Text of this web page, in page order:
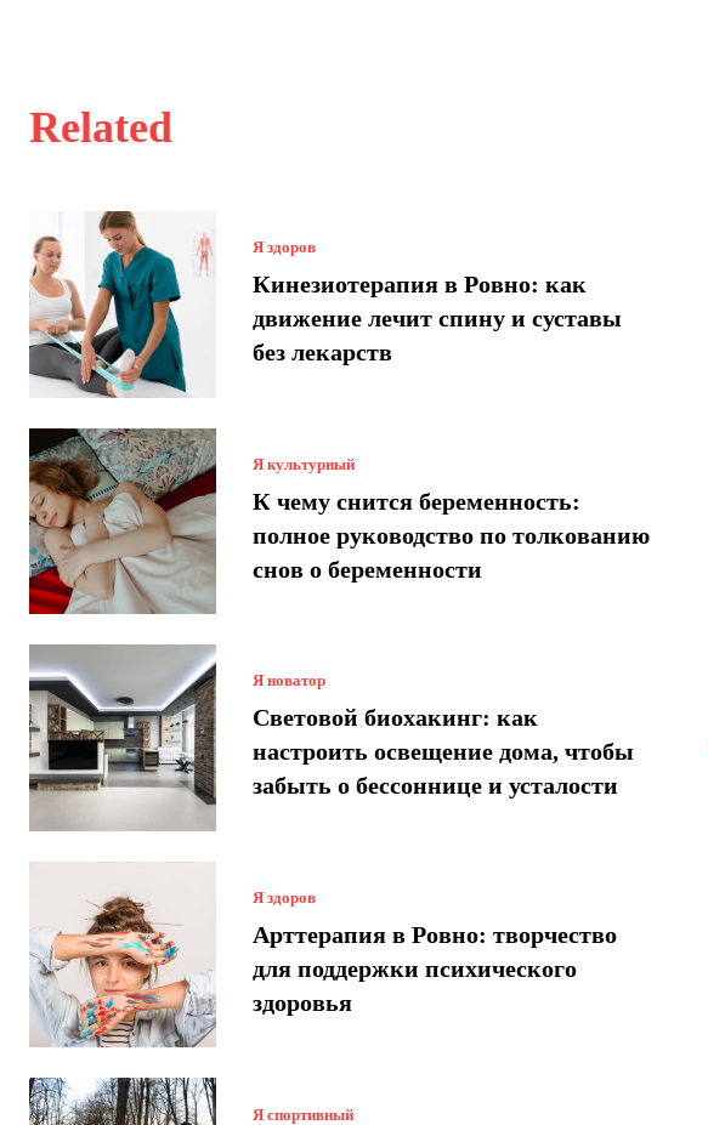
Related
Я здоров
Кинезиотерапия в Ровно: как
движение лечит спину и суставы
без лекарств
Я культурный
К чему снится беременность:
полное руководство по толкованию
снов о беременности
Я новатор
Световой биохакинг: как
настроить освещение дома, чтобы
забыть о бессоннице и усталости
Я здоров
Арттерапия в Ровно: творчество
для поддержки психического
здоровья
Я спортивный